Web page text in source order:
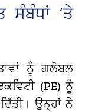
ਸੰਬੰਧਾਂ ‘ਤੇ
ਨੂੰ ਗਲੋਬਲ
(PE) ਨੂੰ
ਉਨ੍ਹਾਂ ਨੇ